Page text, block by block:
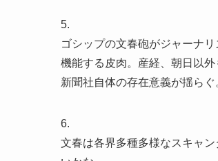
5.
ゴシップの文春砲がジャーナリ
機能する皮肉。産経、朝日以外
新聞社自体の存在意義が揺らぐ
6.
文春は各界多種多様なスキャ